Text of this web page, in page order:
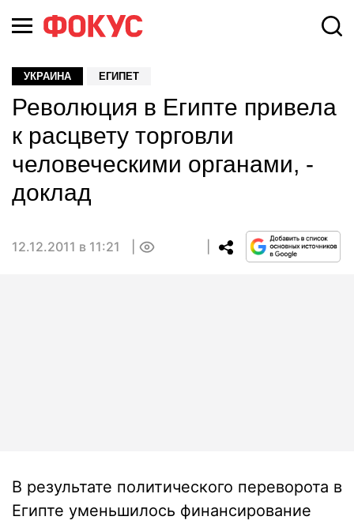
УКРАИНА ЕГИПЕТ
Революция в Египте привела
к расцвету торговли
человеческими органами, -
доклад
12.12.2011 в 11:21
В результате политического переворота в
Египте уменьшилось финансирование